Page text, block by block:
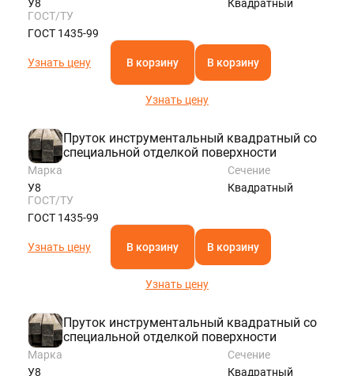
У8
Квадратный
ГОСТ/ТУ
ГОСТ 1435-99
Узнать цену В корзину В корзину
Узнать цену
Пруток инструментальный квадратный со
специальной отделкой поверхности
Марка
У8
Сечение
Квадратный
ГОСТ/ТУ
ГОСТ 1435-99
Узнать цену В корзину В корзину
Узнать цену
Пруток инструментальный квадратный со
специальной отделкой поверхности
Марка
У8
Сечение
Квадратный